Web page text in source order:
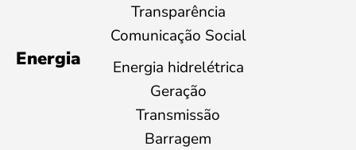
Transparência
Comunicação Social
Energia
Energia hidrelétrica
Geração
Transmissão
Barragem